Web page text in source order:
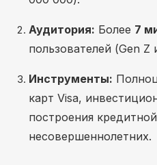
Аудитория: Более 7
пользователей (Gen Z
Инструменты:
карт Visa,
построения
несовершеннолетних.